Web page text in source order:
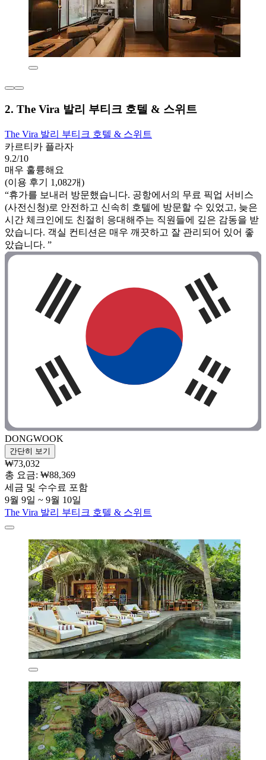
2. The Vira 발리 부티크 호텔 & 스위트
The Vira 발리 부티크 호텔 & 스위트
카르티카 플라자
9.2/10
매우 훌륭해요
(이용 후기 1,082개)
“휴가를 보내러 방문했습니다. 공항에서의 무료 픽업 서비스
(사전신청)로 안전하고 신속히 호텔에 방문할 수 있었고, 늦은
시간 체크인에도 친절히 응대해주는 직원들에 깊은 감동을 받
았습니다. 객실 컨티션은 매우 깨끗하고 잘 관리되어 있어 좋
았습니다. ”
DONGWOOK
간단히 보기
₩73,032
총 요금: ₩88,369
세금 및 수수료 포함
9월 9일 ~ 9월 10일
The Vira 발리 부티크 호텔 & 스위트